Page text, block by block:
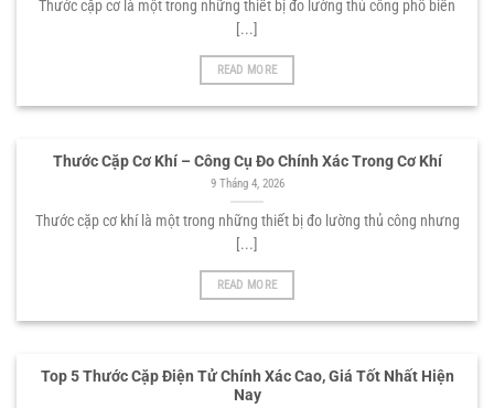
Thước cặp cơ là một trong những thiết bị đo lường thủ công phổ biến
[...]
READ MORE
Thước Cặp Cơ Khí – Công Cụ Đo Chính Xác Trong Cơ Khí
9 Tháng 4, 2026
Thước cặp cơ khí là một trong những thiết bị đo lường thủ công nhưng
[...]
READ MORE
Top 5 Thước Cặp Điện Tử Chính Xác Cao, Giá Tốt Nhất Hiện
Nay